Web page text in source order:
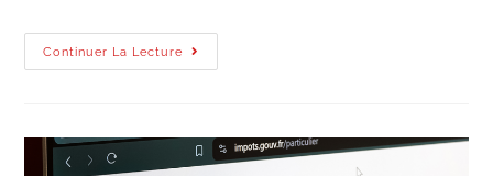
Continuer La Lecture